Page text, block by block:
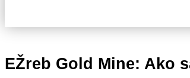
EŽreb Gold Mine: Ako